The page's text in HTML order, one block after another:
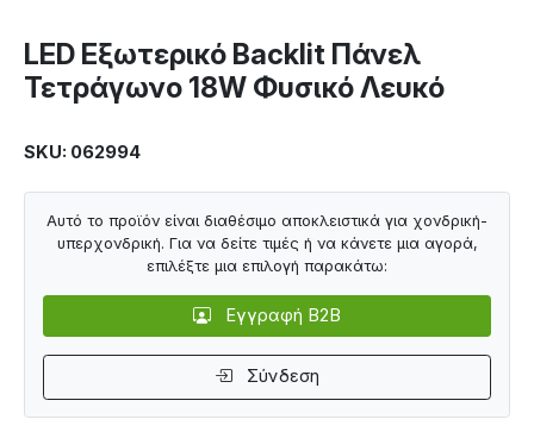
LED Εξωτερικό Backlit Πάνελ
Τετράγωνο 18W Φυσικό Λευκό
SKU: 062994
Αυτό το προϊόν είναι διαθέσιμο αποκλειστικά για χονδρική-
υπερχονδρική. Για να δείτε τιμές ή να κάνετε μια αγορά,
επιλέξτε μια επιλογή παρακάτω:
Εγγραφή B2B
Σύνδεση